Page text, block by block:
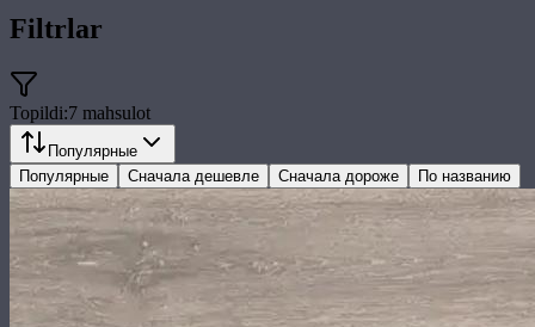
Filtrlar
Topildi:7 mahsulot
Популярные
Популярные
Сначала дешевле Сначала дороже По названию